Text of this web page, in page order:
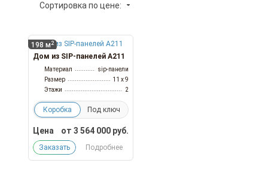
Сортировка по цене:
198 м 2
Дом из SIP-панелей А211
Материал
sip-панели
Размер
11 x 9
Этажи
2
Коробка Под ключ
Цена от 3 564 000руб.
Заказать Подробнее